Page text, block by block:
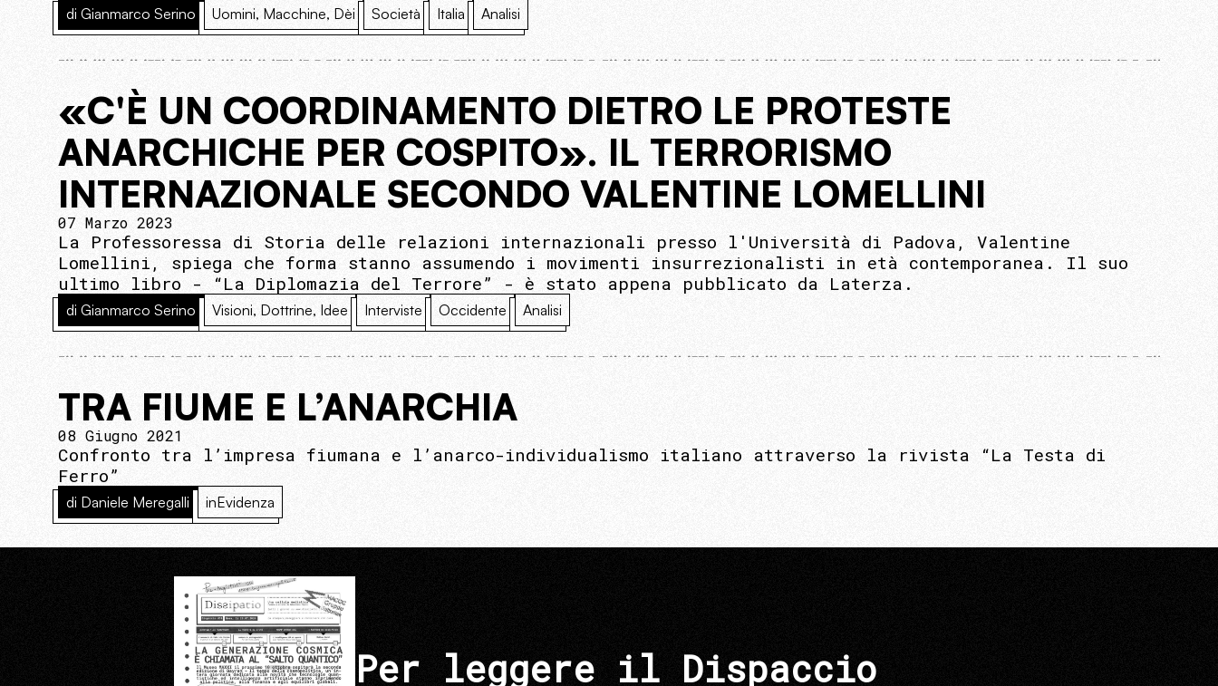
di Gianmarco Serino Uomini, Macchine, Dèi Società Italia Analisi
«C'È UN COORDINAMENTO DIETRO LE PROTESTE
ANARCHICHE PER COSPITO». IL TERRORISMO
INTERNAZIONALE SECONDO VALENTINE LOMELLINI
07 Marzo 2023
La Professoressa di Storia delle relazioni internazionali presso l'Università di Padova, Valentine
Lomellini, spiega che forma stanno assumendo i movimenti insurrezionalisti in età contemporanea. Il suo
ultimo libro - “La Diplomazia del Terrore” - è stato appena pubblicato da Laterza.
di Gianmarco Serino Visioni, Dottrine, Idee Interviste Occidente Analisi
TRA FIUME E L’ANARCHIA
08 Giugno 2021
Confronto tra l’impresa fiumana e l’anarco-individualismo italiano attraverso la rivista “La Testa di
Ferro”
di Daniele Meregalli inEvidenza
Per leggere il Dispaccio